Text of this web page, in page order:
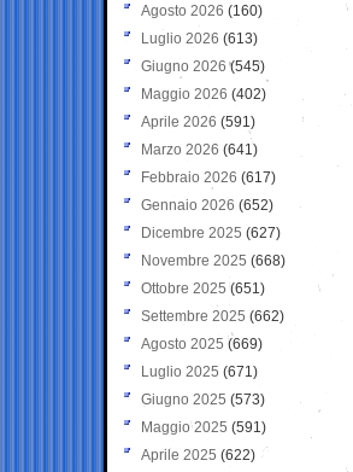
Agosto 2026 (160)
Luglio 2026 (613)
Giugno 2026 (545)
Maggio 2026 (402)
Aprile 2026 (591)
Marzo 2026 (641)
Febbraio 2026 (617)
Gennaio 2026 (652)
Dicembre 2025 (627)
Novembre 2025 (668)
Ottobre 2025 (651)
Settembre 2025 (662)
Agosto 2025 (669)
Luglio 2025 (671)
Giugno 2025 (573)
Maggio 2025 (591)
Aprile 2025 (622)